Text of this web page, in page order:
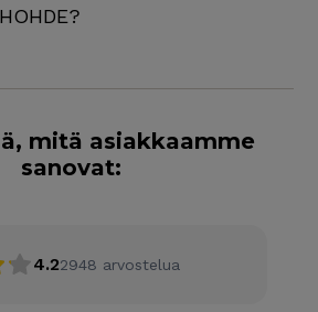
mitä asiakkaamme
sanovat:
4.22948 arvostelua